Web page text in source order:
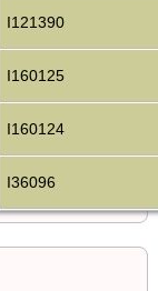
I121390
I160125
I160124
I36096